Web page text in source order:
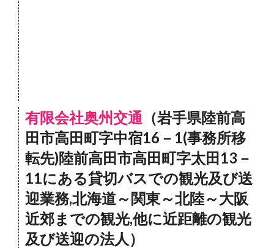
有限会社奥州交通 （岩手県陸前高
田市高田町字中宿16－1(事務所移
転先)陸前高田市高田町字太田13－
11にある貸切バスでの観光及び送
迎業務,北海道～関東～北陸～大阪
近郊までの観光,他に近距離の観光
及び送迎の法人）